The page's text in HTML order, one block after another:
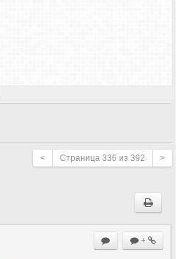
< Страница 336 из 392 >
+